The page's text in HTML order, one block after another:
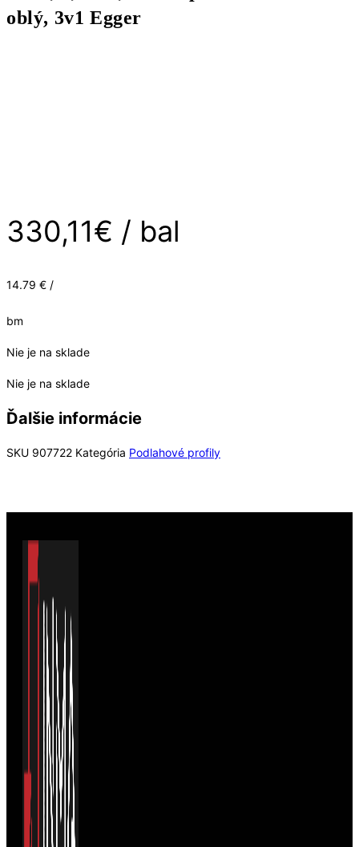
oblý, 3v1 Egger
330,11€ / bal
14.79 € /
bm
Nie je na sklade
Nie je na sklade
Ďalšie informácie
SKU 907722 Kategória Podlahové profily